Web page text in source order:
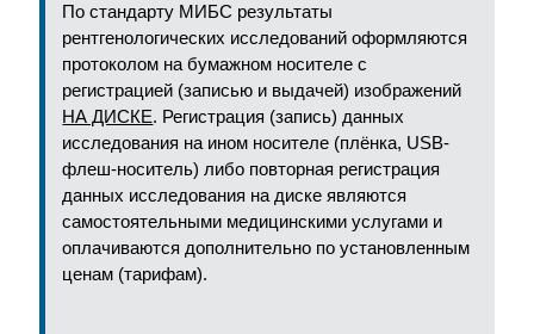
По стандарту МИБС результаты
рентгенологических исследований оформляются
протоколом на бумажном носителе с
регистрацией (записью и выдачей) изображений
НА ДИСКЕ. Регистрация (запись) данных
исследования на ином носителе (плёнка, USB-
флеш-носитель) либо повторная регистрация
данных исследования на диске являются
самостоятельными медицинскими услугами и
оплачиваются дополнительно по установленным
ценам (тарифам).